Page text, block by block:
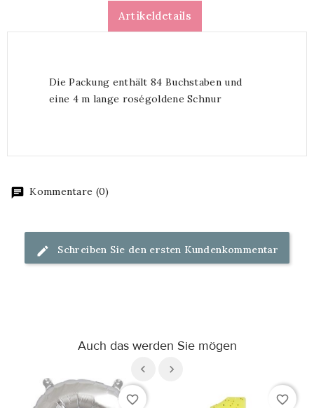
Artikeldetails
Die Packung enthält 84 Buchstaben und
eine 4 m lange roségoldene Schnur
Kommentare (0)
Schreiben Sie den ersten Kundenkommentar
Auch das werden Sie mögen
favorite_border favorite_border